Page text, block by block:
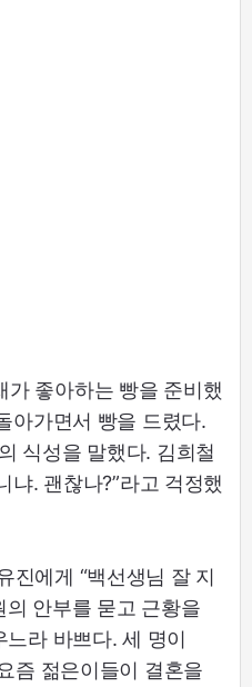
가 좋아하는 빵을 준비했
아가면서 빵을 드렸다.
식성을 말했다. 김희철
냐. 괜찮나?”라고 걱정했
진에게 “백선생님 잘 지
의 안부를 묻고 근황을
느라 바쁘다. 세 명이
즘 젊은이들이 결혼을